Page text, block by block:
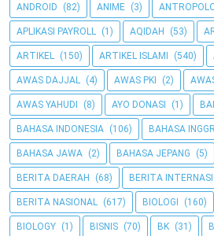
ANDROID (82) ANIME (3)
APLIKASI PAYROLL (1) AQIDAH (53)
ARTIKEL (150) ARTIKEL ISLAMI (540)
AWAS DAJJAL (4) AWAS PKI (2)
AWAS YAHUDI (8) AYO DONASI (1)
BAHASA INDONESIA (106) BAHASA
BAHASA JAWA (2) BAHASA JEPANG (5)
BERITA DAERAH (68) BERITA
BERITA NASIONAL (617) BIOLOGI (160)
BIOLOGY (1) BISNIS (70) BK (31)